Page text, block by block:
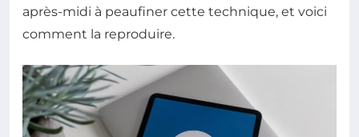
après-midi à peaufiner cette technique, et voici
comment la reproduire.